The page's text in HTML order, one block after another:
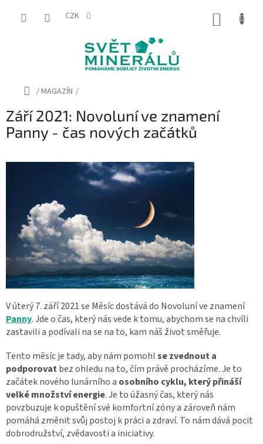
CZK
Domů
/MAGAZÍN /
Září 2021: Novoluní ve znamení
Panny - čas nových začátků
V úterý 7. září 2021 se Měsíc dostává do Novoluní ve znamení
Panny. Jde o čas, kterýnás vede k tomu, abychom se na chvíli
zastavili a podívali na se na to, kam náš život směřuje.
Tento měsíc je tady, aby nám pomohlse zvednout a
podporovatbez ohledu na to, čím právě procházíme. Je to
začátek nového lunárního a osobního cyklu, který přináší
velké množství energie. Je to úžasný čas, který nás
povzbuzuje k opuštění své komfortní zóny a zároveň nám
pomáhá změnit svůj postoj k práci a zdraví. To nám dává pocit
dobrodružství, zvědavosti a iniciativy.